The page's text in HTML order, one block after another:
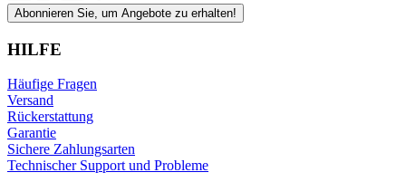
Abonnieren Sie, um Angebote zu erhalten!
HILFE
Häufige Fragen
Versand
Rückerstattung
Garantie
Sichere Zahlungsarten
Technischer Support und Probleme